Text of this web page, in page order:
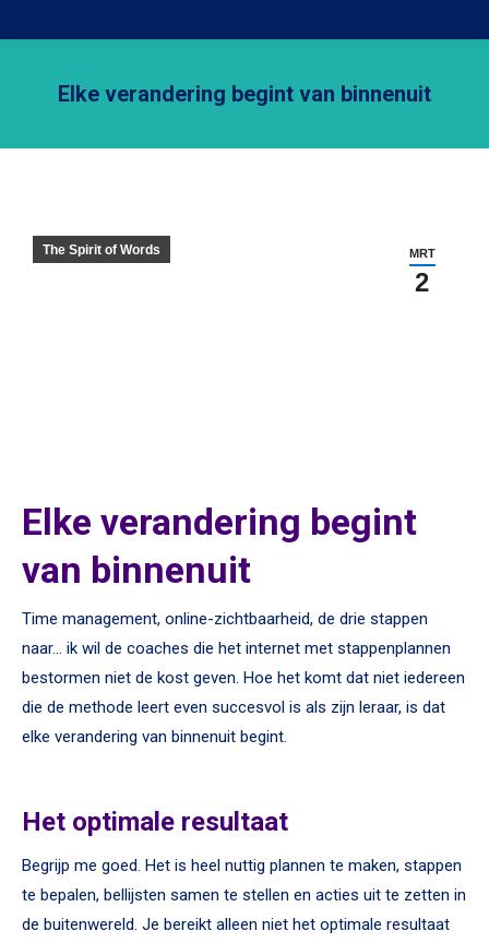
Elke verandering begint van binnenuit
MRT
2
The Spirit of Words
Elke verandering begint
van binnenuit
Time management, online-zichtbaarheid, de drie stappen
naar… ik wil de coaches die het internet met stappenplannen
bestormen niet de kost geven. Hoe het komt dat niet iedereen
die de methode leert even succesvol is als zijn leraar, is dat
elke verandering van binnenuit begint.
Het optimale resultaat
Begrijp me goed. Het is heel nuttig plannen te maken, stappen
te bepalen, bellijsten samen te stellen en acties uit te zetten in
de buitenwereld. Je bereikt alleen niet het optimale resultaat